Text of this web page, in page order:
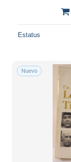
Estatus
Nuevo